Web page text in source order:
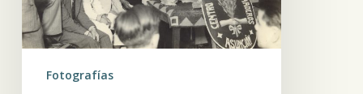
Fotografías